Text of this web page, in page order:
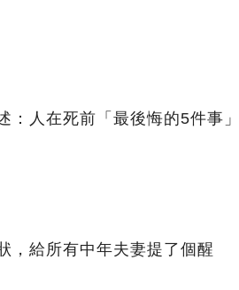
：人在死前「最後悔的5件事
，給所有中年夫妻提了個醒